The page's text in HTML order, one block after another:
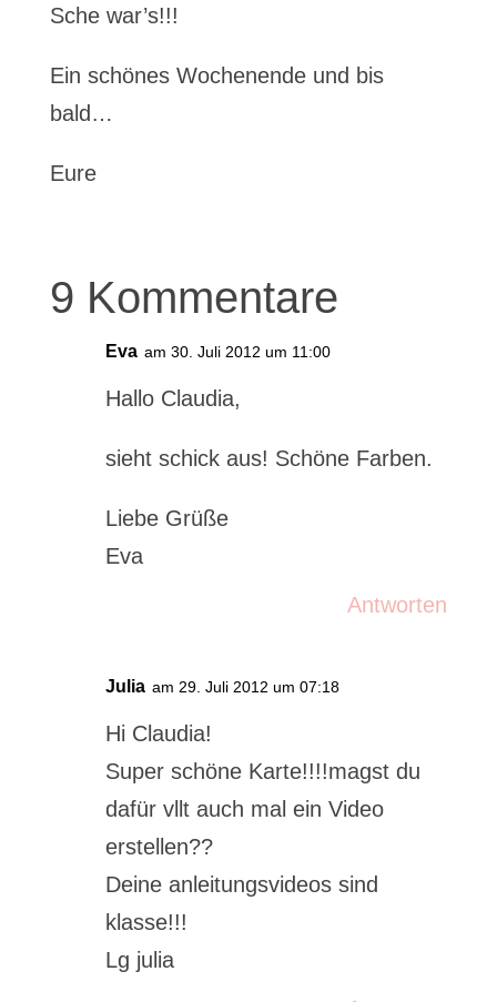
Sche war’s!!!
Ein schönes Wochenende und bis
bald…
Eure
9 Kommentare
Eva am 30. Juli 2012 um 11:00
Hallo Claudia,
sieht schick aus! Schöne Farben.
Liebe Grüße
Eva
Antworten
Julia am 29. Juli 2012 um 07:18
Hi Claudia!
Super schöne Karte!!!!magst du
dafür vllt auch mal ein Video
erstellen??
Deine anleitungsvideos sind
klasse!!!
Lg julia